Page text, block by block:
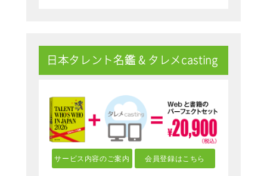
日本タレント名鑑 & タレメcasting
サービス内容のご案内 会員登録はこちら